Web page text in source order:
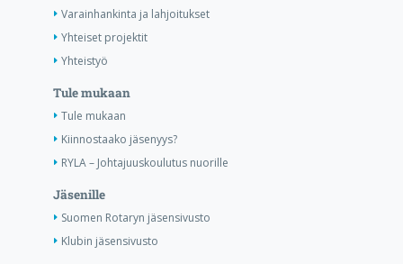
Varainhankinta ja lahjoitukset
Yhteiset projektit
Yhteistyö
Tule mukaan
Tule mukaan
Kiinnostaako jäsenyys?
RYLA – Johtajuuskoulutus nuorille
Jäsenille
Suomen Rotaryn jäsensivusto
Klubin jäsensivusto